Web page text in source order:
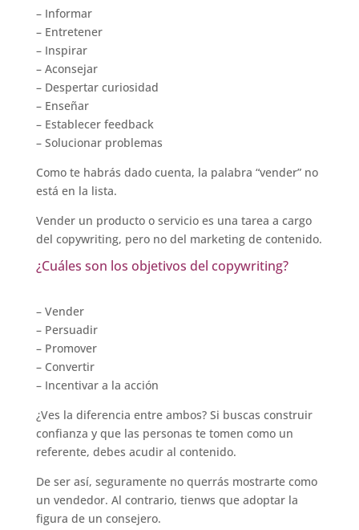
– Informar
– Entretener
– Inspirar
– Aconsejar
– Despertar curiosidad
– Enseñar
– Establecer feedback
– Solucionar problemas
Como te habrás dado cuenta, la palabra “vender” no
está en la lista.
Vender un producto o servicio es una tarea a cargo
del copywriting, pero no del marketing de contenido.
¿Cuáles son los objetivos del copywriting?
– Vender
– Persuadir
– Promover
– Convertir
– Incentivar a la acción
¿Ves la diferencia entre ambos? Si buscas construir
confianza y que las personas te tomen como un
referente, debes acudir al contenido.
De ser así, seguramente no querrás mostrarte como
un vendedor. Al contrario, tienws que adoptar la
figura de un consejero.